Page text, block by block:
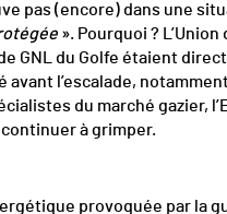
pas (encore) dans une
». Pourquoi ?
GNL du Golfe étaient
l’escalade,
du marché gazier,
à grimper.
provoquée par la